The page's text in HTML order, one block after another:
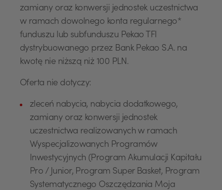
zamiany oraz konwersji jednostek uczestnictwa
w ramach dowolnego konta regularnego*
funduszu lub subfunduszu Pekao TFI
dystrybuowanego przez Bank Pekao S.A. na
kwotę nie niższą niż 100 PLN.
Oferta nie dotyczy:
zleceń nabycia, nabycia dodatkowego,
zamiany oraz konwersji jednostek
uczestnictwa realizowanych w ramach
Wyspecjalizowanych Programów
Inwestycyjnych (Program Akumulacji Kapitału
Pro / Junior, Program Super Basket, Program
Systematycznego Oszczędzania Moja